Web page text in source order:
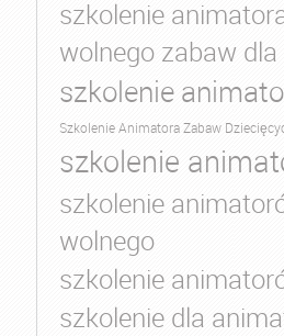
szkolenie
wolnego zabaw dla
szkolenie
Szkolenie Animatora Zabaw
szkolenie
szkolenie
wolnego
szkolenie
szkolenie dla